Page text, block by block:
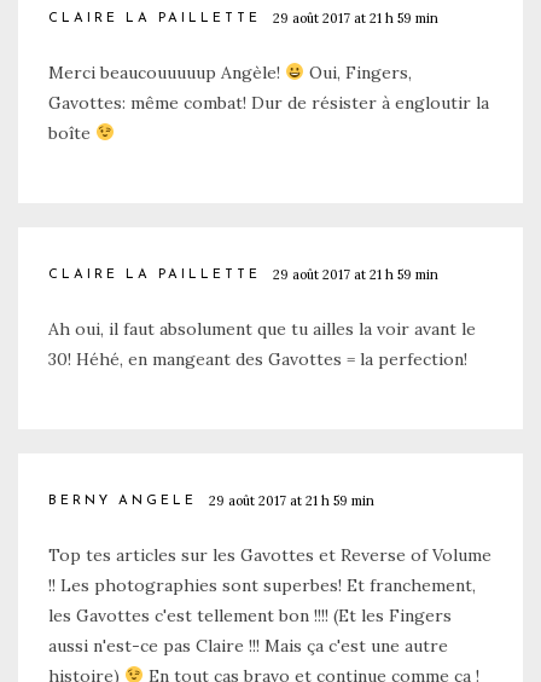
CLAIRE LA PAILLETTE 29 août 2017 at 21 h 59 min
Merci beaucouuuuup Angèle!
Oui, Fingers,
Gavottes: même combat! Dur de résister à engloutir la
boîte
CLAIRE LA PAILLETTE 29 août 2017 at 21 h 59 min
Ah oui, il faut absolument que tu ailles la voir avant le
30! Héhé, en mangeant des Gavottes = la perfection!
BERNY ANGELE 29 août 2017 at 21 h 59 min
Top tes articles sur les Gavottes et Reverse of Volume
!! Les photographies sont superbes! Et franchement,
les Gavottes c'est tellement bon !!!! (Et les Fingers
aussi n'est-ce pas Claire !!! Mais ça c'est une autre
histoire)
En tout cas bravo et continue comme ça !